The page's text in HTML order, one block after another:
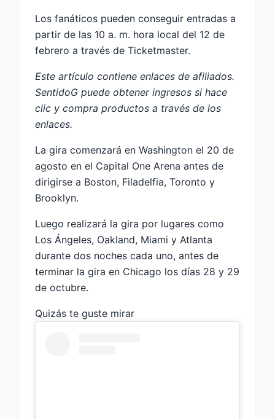
Los fanáticos pueden conseguir entradas a
partir de las 10 a. m. hora local del 12 de
febrero a través de Ticketmaster.
Este artículo contiene enlaces de afiliados.
SentidoG puede obtener ingresos si hace
clic y compra productos a través de los
enlaces.
La gira comenzará en Washington el 20 de
agosto en el Capital One Arena antes de
dirigirse a Boston, Filadelfia, Toronto y
Brooklyn.
Luego realizará la gira por lugares como
Los Ángeles, Oakland, Miami y Atlanta
durante dos noches cada uno, antes de
terminar la gira en Chicago los días 28 y 29
de octubre.
Quizás te guste mirar